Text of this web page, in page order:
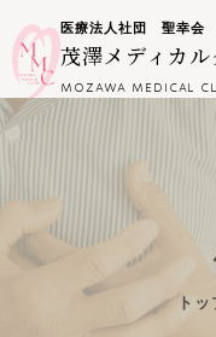
医療法人社団 聖幸会
茂澤メディカ
MOZAWA MEDICAL
ト